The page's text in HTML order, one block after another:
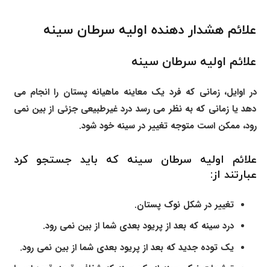
علائم هشدار دهنده اولیه سرطان سینه
علائم اولیه سرطان سینه
در اوایل، زمانی که فرد یک معاینه ماهیانه پستان را انجام می
دهد یا زمانی که به نظر می رسد درد غیرطبیعی جزئی از بین نمی
رود، ممکن است متوجه تغییر در سینه خود شود.
علائم اولیه سرطان سینه که باید جستجو کرد
عبارتند از:
تغییر در شکل نوک پستان.
درد سینه که بعد از پریود بعدی شما از بین نمی رود.
یک توده جدید که بعد از پریود بعدی شما از بین نمی رود.